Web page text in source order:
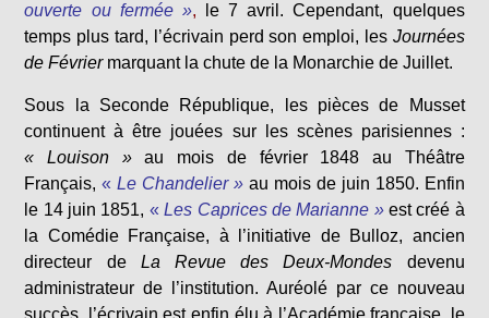
ouverte ou fermée »,
le 7 avril. Cependant, quelques
temps plus tard, l’écrivain perd son emploi, les Journées
de Févriermarquant la chute de la Monarchie de Juillet.
Sous la Seconde République, les pièces de Musset
continuent à être jouées sur les scènes parisiennes :
« Louison »au mois de février 1848 au Théâtre
Français, «Le Chandelier » au mois de juin 1850. Enfin
le 14 juin 1851, «Les Caprices de Marianne » est créé à
la Comédie Française, à l’initiative de Bulloz, ancien
directeur de La Revue des Deux-Mondes devenu
administrateur de l’institution. Auréolé par ce nouveau
succès, l’écrivain est enfin élu à l’Académie française, le